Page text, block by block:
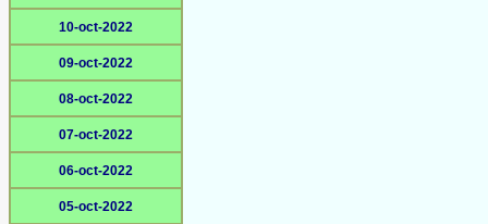
10-oct-2022
09-oct-2022
08-oct-2022
07-oct-2022
06-oct-2022
05-oct-2022